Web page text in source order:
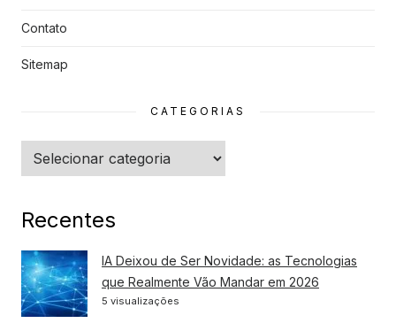
Contato
Sitemap
CATEGORIAS
Categorias
Recentes
IA Deixou de Ser Novidade: as Tecnologias
que Realmente Vão Mandar em 2026
5 visualizações